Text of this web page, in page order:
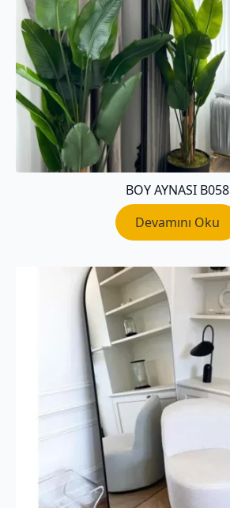
BOY AYNASI B058
Devamını Oku